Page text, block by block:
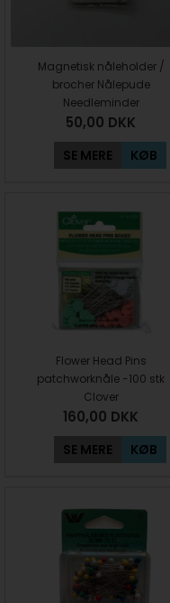
Magnetisk nåleholder /
brocher Nålepude
Needleminder
50,00 DKK
SE MERE KØB
Flower Head Pins
patchworknåle -100 stk
Clover
160,00 DKK
SE MERE KØB